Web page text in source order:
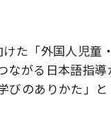
た「外国人児童
ながる日本語指導
びのありかた」と